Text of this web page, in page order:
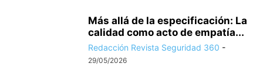
Más allá de la especificación: La
calidad como acto de empatía...
Redacción Revista Seguridad 360 -
29/05/2026